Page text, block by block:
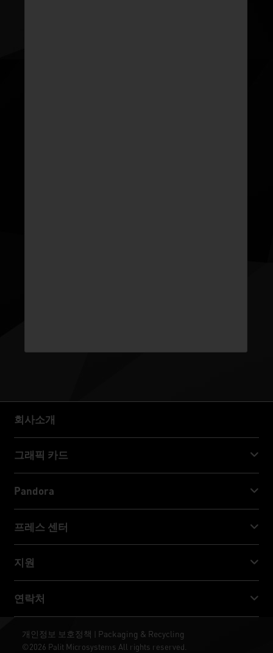
회사소개
회사소개
그래픽 카드
GeForce RTX™ 40 Series
GeForce RTX™ 30 Series
Pandora
NVIDIA Jetson Orin™ Nano Super
프레스 센터
소셜 미디어
수상 & 리뷰
지원
ThunderMaster
ARGB SYNC
연락처
개인정보 보호정책 | Packaging & Recycling
©2026 Palit Microsystems All rights reserved.